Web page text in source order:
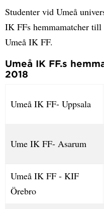
Studenter vid Umeå
IK FFs hemmamatcher
Umeå IK FF.
Umeå IK FF.s
2018
Umeå IK FF- Uppsala
Ume IK FF- Asarum
Umeå IK FF - KIF
Örebro